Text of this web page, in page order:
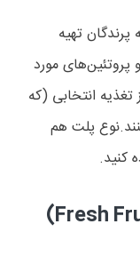
تهیه
پروتئین‌های مورد
تغذیه انتخابی (که
.نوع پلت هم
کنید.
(Fresh